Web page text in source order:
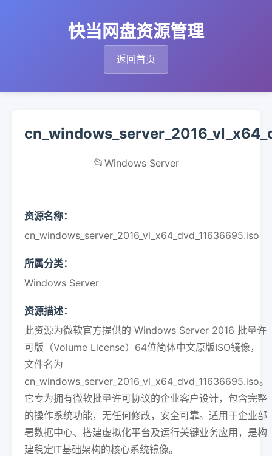
快当网盘资源管理
返回首页
📂 Windows Server
资源名称：
cn_windows_server_2016_vl_x64_dvd_11636695.iso
所属分类：
Windows Server
资源描述：
此资源为微软官方提供的 Windows Server 2016 批量许
可版（Volume License）64位简体中文原版ISO镜像，
文件名为
cn_windows_server_2016_vl_x64_dvd_11636695.iso。
它专为拥有微软批量许可协议的企业客户设计，包含完整
的操作系统功能，无任何修改，安全可靠。适用于企业部
署数据中心、搭建虚拟化平台及运行关键业务应用，是构
建稳定IT基础架构的核心系统镜像。